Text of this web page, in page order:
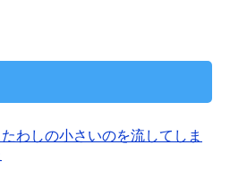
わしの小さいのを流してしま